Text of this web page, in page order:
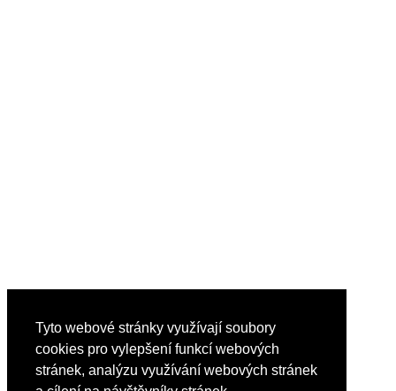
Tyto webové stránky využívají soubory
cookies pro vylepšení funkcí webových
stránek, analýzu využívání webových stránek